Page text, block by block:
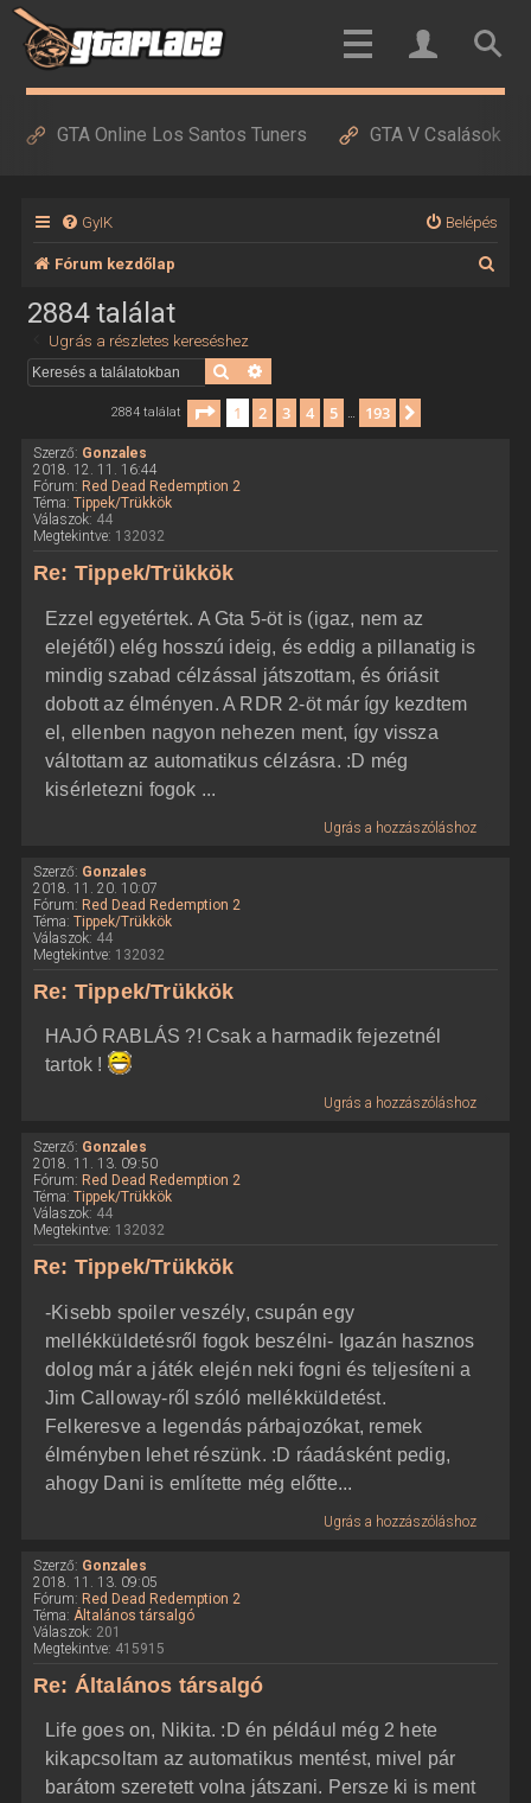
GTA Online Los Santos Tuners GTA V Csalások
GyIK Belépés
Fórum kezdőlap
2884 találat
Ugrás a részletes kereséshez
Keresés
2884 találat Oldal:1 /193
1 2 3 4 5 … 193
Szerző: Gonzales
2018. 12. 11. 16:44
Fórum: Red Dead Redemption 2
Téma: Tippek/Trükkök
Válaszok: 44
Megtekintve: 132032
Re: Tippek/Trükkök
Ezzel egyetértek. A Gta 5-öt is (igaz, nem az
elejétől) elég hosszú ideig, és eddig a pillanatig is
mindig szabad célzással játszottam, és óriásit
dobott az élményen. A RDR 2-öt már így kezdtem
el, ellenben nagyon nehezen ment, így vissza
váltottam az automatikus célzásra. :D még
kisérletezni fogok ...
Ugrás a hozzászóláshoz
Szerző: Gonzales
2018. 11. 20. 10:07
Fórum: Red Dead Redemption 2
Téma: Tippek/Trükkök
Válaszok: 44
Megtekintve: 132032
Re: Tippek/Trükkök
HAJÓ RABLÁS ?! Csak a harmadik fejezetnél
tartok !
Ugrás a hozzászóláshoz
Szerző: Gonzales
2018. 11. 13. 09:50
Fórum: Red Dead Redemption 2
Téma: Tippek/Trükkök
Válaszok: 44
Megtekintve: 132032
Re: Tippek/Trükkök
-Kisebb spoiler veszély, csupán egy
mellékküldetésről fogok beszélni- Igazán hasznos
dolog már a játék elején neki fogni és teljesíteni a
Jim Calloway-ről szóló mellékküldetést.
Felkeresve a legendás párbajozókat, remek
élményben lehet részünk. :D ráadásként pedig,
ahogy Dani is említette még előtte...
Ugrás a hozzászóláshoz
Szerző: Gonzales
2018. 11. 13. 09:05
Fórum: Red Dead Redemption 2
Téma: Általános társalgó
Válaszok: 201
Megtekintve: 415915
Re: Általános társalgó
Life goes on, Nikita. :D én például még 2 hete
kikapcsoltam az automatikus mentést, mivel pár
barátom szeretett volna játszani. Persze ki is ment